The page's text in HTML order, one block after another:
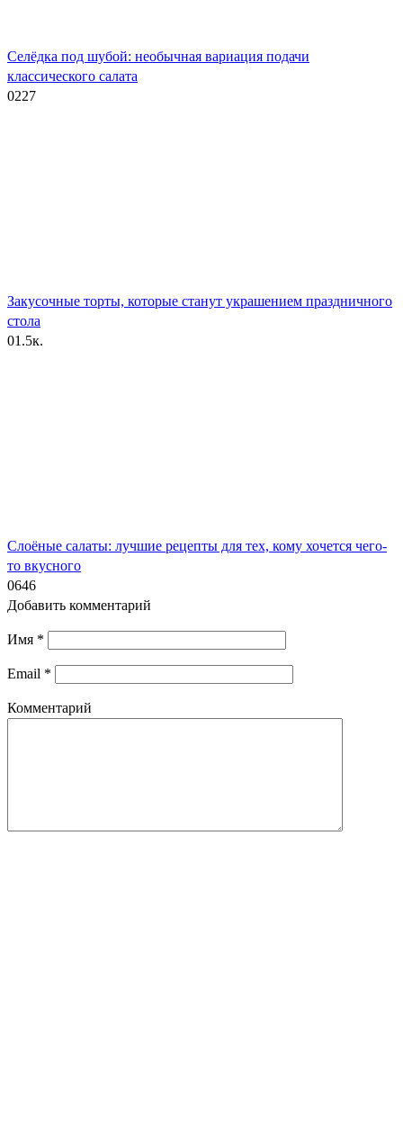
Селёдка под шубой: необычная вариация подачи
классического салата
0227
Закусочные торты, которые станут украшением праздничного
стола
01.5к.
Слоёные салаты: лучшие рецепты для тех, кому хочется чего-
то вкусного
0646
Добавить комментарий
Имя *
Email *
Комментарий